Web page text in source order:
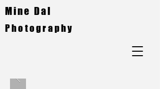
Mine Dal
Photography